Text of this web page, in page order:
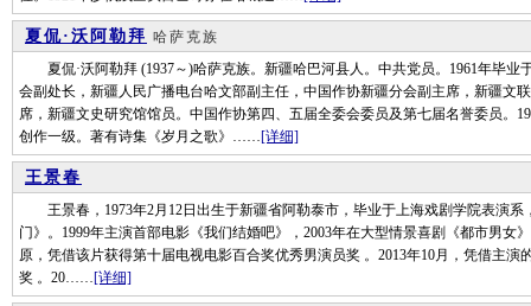
夏侃·沃阿勒拜 哈萨克族
夏侃·沃阿勒拜 (1937～)哈萨克族。新疆哈巴河县人。中共党员。1961年毕业
会副处长，新疆人民广播电台哈文部副主任，中国作协新疆分会副主席，新疆文
席，新疆文史研究馆馆员。中国作协第四、五届全委会委员及第七届名誉委员。
创作一级。著有诗集《岁月之歌》……[详细]
王景春
王景春，1973年2月12日出生于新疆省阿勒泰市，毕业于上海戏剧学院表演系
门》。1999年主演首部电影《我们结婚吧》，2003年在大型情景喜剧《都市男女
原，凭借该片获得第十届电视电影百合奖优秀男演员奖 。2013年10月，凭借主
奖 。20……[详细]